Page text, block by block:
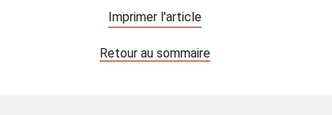
Imprimer l'article
Retour au sommaire